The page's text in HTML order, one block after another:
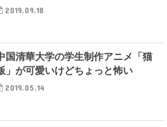
2019.09.18
国清華大学の学生制作アニメ「猫
」が可愛いけどちょっと怖い
2019.05.14